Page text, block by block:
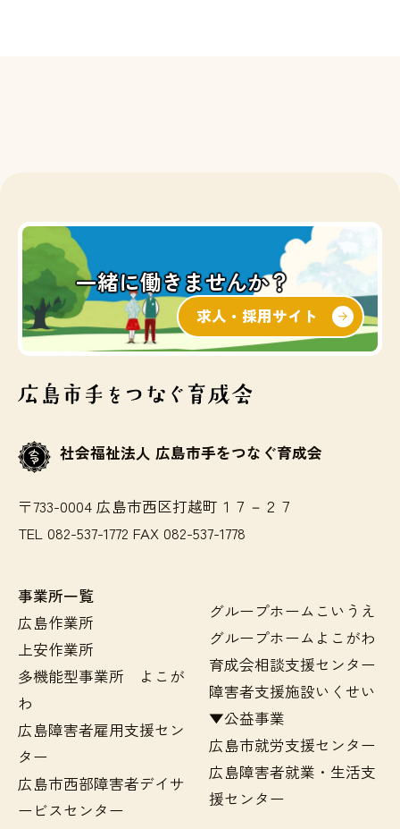
一緒に働きませんか？
求人・採用サイト
社会福祉法人 広島市手をつなぐ育成会
〒733-0004 広島市西区打越町１７－２７
TEL 082-537-1772 FAX 082-537-1778
事業所一覧
広島作業所
上安作業所
多機能型事業所 よこが
わ
広島障害者雇用支援セン
ター
広島市西部障害者デイサ
ービスセンター
グループホームこいうえ
グループホームよこがわ
育成会相談支援センター
障害者支援施設いくせい
▼公益事業
広島市就労支援センター
広島障害者就業・生活支
援センター